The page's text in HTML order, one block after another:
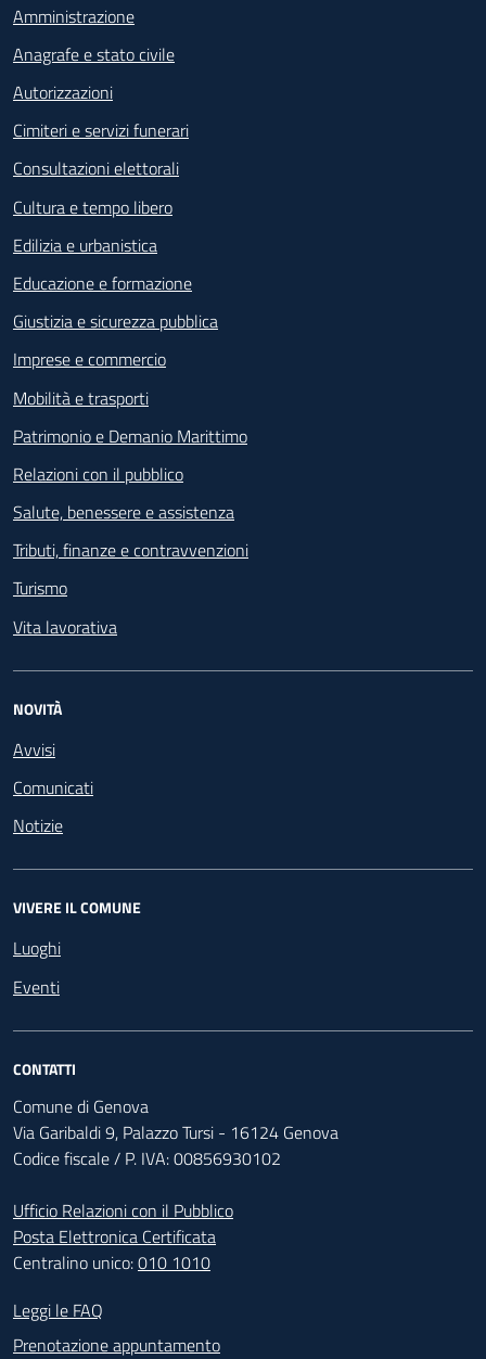
Amministrazione
Anagrafe e stato civile
Autorizzazioni
Cimiteri e servizi funerari
Consultazioni elettorali
Cultura e tempo libero
Edilizia e urbanistica
Educazione e formazione
Giustizia e sicurezza pubblica
Imprese e commercio
Mobilità e trasporti
Patrimonio e Demanio Marittimo
Relazioni con il pubblico
Salute, benessere e assistenza
Tributi, finanze e contravvenzioni
Turismo
Vita lavorativa
NOVITÀ
Avvisi
Comunicati
Notizie
VIVERE IL COMUNE
Luoghi
Eventi
CONTATTI
Comune di Genova
Via Garibaldi 9, Palazzo Tursi - 16124 Genova
Codice fiscale / P. IVA: 00856930102
Ufficio Relazioni con il Pubblico
Posta Elettronica Certificata
Centralino unico:010 1010
Footer - Contatti
Leggi le FAQ
Prenotazione appuntamento